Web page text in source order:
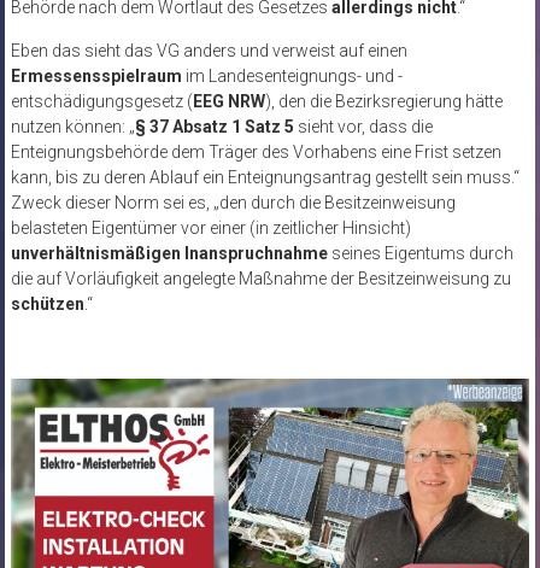
Behörde nach dem Wortlaut des Gesetzes allerdings nicht.“
Eben das sieht das VG anders und verweist auf einen
Ermessensspielraum im Landesenteignungs- und -
entschädigungsgesetz ( EEG NRW), den die Bezirksregierung hätte
nutzen können: „§ 37 Absatz 1 Satz 5 sieht vor, dass die
Enteignungsbehörde dem Träger des Vorhabens eine Frist setzen
kann, bis zu deren Ablauf ein Enteignungsantrag gestellt sein muss.“
Zweck dieser Norm sei es, „den durch die Besitzeinweisung
belasteten Eigentümer vor einer (in zeitlicher Hinsicht)
unverhältnismäßigen Inanspruchnahmeseines Eigentums durch
die auf Vorläufigkeit angelegte Maßnahme der Besitzeinweisung zu
schützen.“